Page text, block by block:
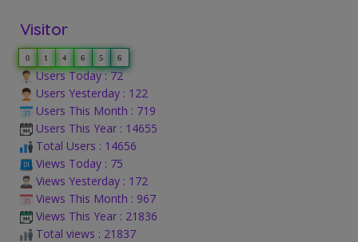
Visitor
0 1 4 6 5 6
Users Today : 72
Users Yesterday : 122
Users This Month : 719
Users This Year : 14655
Total Users : 14656
Views Today : 75
Views Yesterday : 172
Views This Month : 967
Views This Year : 21836
Total views : 21837